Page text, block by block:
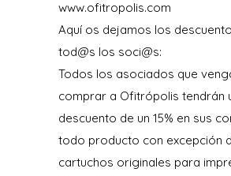
www.ofitropolis.com
Aquí os dejamos los
tod@s los soci@s:
Todos los asociados que
comprar a Ofitrópolis tendrán
descuento de un 15% en sus
todo producto con excepción
cartuchos originales para